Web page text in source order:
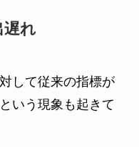
遅れ
して従来の指標が
いう現象も起きて